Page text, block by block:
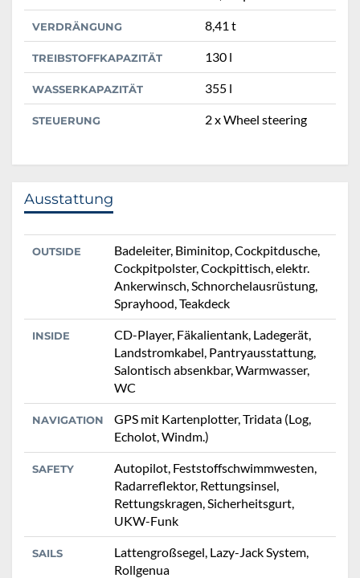
VERDRÄNGUNG 8,41 t
TREIBSTOFFKAPAZITÄT 130 l
WASSERKAPAZITÄT 355 l
STEUERUNG 2 x Wheel steering
Ausstattung
OUTSIDE
Badeleiter, Biminitop, Cockpitdusche,
Cockpitpolster, Cockpittisch, elektr.
Ankerwinsch, Schnorchelausrüstung,
Sprayhood, Teakdeck
INSIDE
CD-Player, Fäkalientank, Ladegerät,
Landstromkabel, Pantryausstattung,
Salontisch absenkbar, Warmwasser,
WC
NAVIGATION
GPS mit Kartenplotter, Tridata (Log,
Echolot, Windm.)
SAFETY
Autopilot, Feststoffschwimmwesten,
Radarreflektor, Rettungsinsel,
Rettungskragen, Sicherheitsgurt,
UKW-Funk
SAILS
Lattengroßsegel, Lazy-Jack System,
Rollgenua